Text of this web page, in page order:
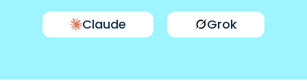
Claude Grok